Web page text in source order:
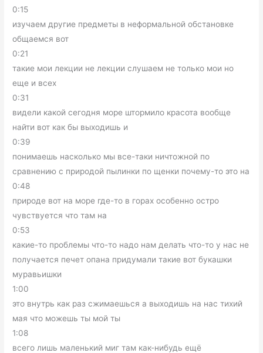
0:15
изучаем другие предметы в неформальной обстановке
общаемся вот
0:21
такие мои лекции не лекции слушаем не только мои но
еще и всех
0:31
видели какой сегодня море штормило красота вообще
найти вот как бы выходишь и
0:39
понимаешь насколько мы все-таки ничтожной по
сравнению с природой пылинки по щенки почему-то это на
0:48
природе вот на море где-то в горах особенно остро
чувствуется что там на
0:53
какие-то проблемы что-то надо нам делать что-то у нас не
получается печет опана придумали такие вот букашки
муравьишки
1:00
это внутрь как раз сжимаешься а выходишь на нас тихий
мая что можешь ты мой ты
1:08
всего лишь маленький миг там как-нибудь ещё